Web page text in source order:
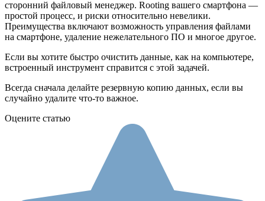
сторонний файловый менеджер. Rooting вашего смартфона —
простой процесс, и риски относительно невелики.
Преимущества включают возможность управления файлами
на смартфоне, удаление нежелательного ПО и многое другое.
Если вы хотите быстро очистить данные, как на компьютере,
встроенный инструмент справится с этой задачей.
Всегда сначала делайте резервную копию данных, если вы
случайно удалите что-то важное.
Оцените статью